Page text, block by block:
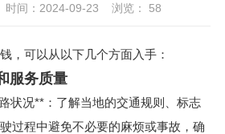
时间：2024-09-23 浏览： 58
可以从以下几个方面入手：
服务质量
状况**：了解当地的交通规则、标志
过程中避免不必要的麻烦或事故，确